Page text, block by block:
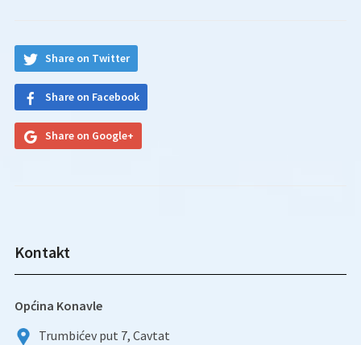
Share on Twitter
Share on Facebook
Share on Google+
Kontakt
Općina Konavle
Trumbićev put 7, Cavtat